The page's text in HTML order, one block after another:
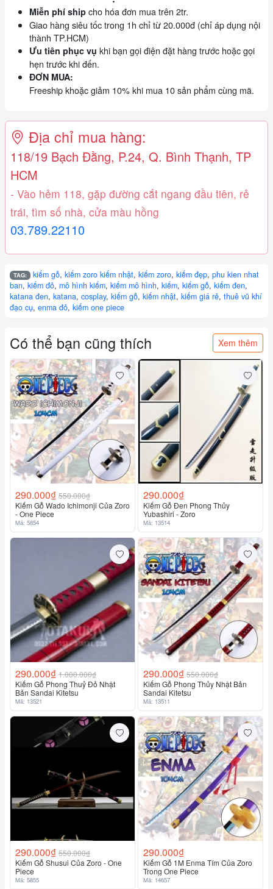
Miễn phí ship cho hóa đơn mua trên 2tr.
Giao hàng siêu tốc trong 1h chỉ từ 20.000đ (chỉ áp dụng nội
thành TP.HCM)
Ưu tiên phục vụ khi bạn gọi điện đặt hàng trước hoặc gọi
hẹn trước khi đến.
ĐƠN MUA:
Freeship khoặc giảm 10% khi mua 10 sản phẩm cùng mã.
Địa chỉ mua hàng:
118/19 Bạch Đằng, P.24, Q. Bình Thạnh, TP
HCM
- Vào hẻm 118, gặp đường cắt ngang đầu tiên, rẻ
trái, tìm số nhà, cửa màu hồng
03.789.22110
TAG: kiếm gỗ,kiếm zoro kiếm nhật,kiếm zoro,kiếm đẹp,phu kien nhat
ban, kiếm đỏ, mô hình kiếm, kiếm mô hình, kiếm, kiếm gỗ, kiếm đen,
katana đen, katana, cosplay, kiếm gỗ, kiếm nhật, kiếm giá rẻ, thuê vũ khí
đạo cụ, enma đỏ, kiếm one piece
Có thể bạn cũng thích Xem thêm
290.000₫ 550.000₫
Kiếm Gỗ Wado Ichimonji Của Zoro
- One Piece
Mã: 5854
290.000₫
Kiếm Gỗ Đen Phong Thủy
Yubashiri - Zoro
Mã: 13514
290.000₫ 1.000.000₫
Kiếm Gỗ Phong Thuỷ Đỏ Nhật
Bản Sandai Kitetsu
Mã: 13521
290.000₫ 550.000₫
Kiếm Gỗ Phong Thủy Nhật Bản
Sandai Kitetsu
Mã: 13511
290.000₫ 550.000₫
Kiếm Gỗ Shusui Của Zoro - One
Piece
Mã: 5855
290.000₫
Kiếm Gỗ 1M Enma Tím Của Zoro
Trong One Piece
Mã: 14657